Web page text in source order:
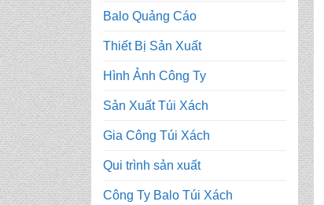
Balo Quảng Cáo
Thiết Bị Sản Xuất
Hình Ảnh Công Ty
Sản Xuất Túi Xách
Gia Công Túi Xách
Qui trình sản xuất
Công Ty Balo Túi Xách